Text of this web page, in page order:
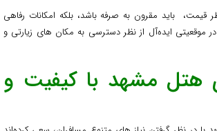
قیمت، باید مقرون‌ به‌ صرفه باشد، بلکه امکانات رفاهی
موقعیتی ایده‌آل از نظر دسترسی به مکان‌ های زیارتی و
هتل مشهد با کیفیت و